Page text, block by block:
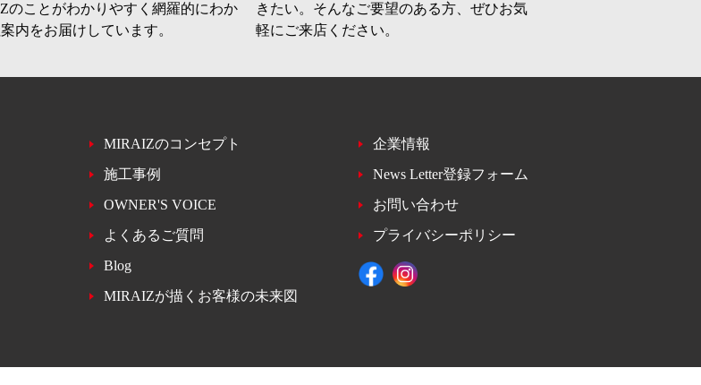
のことがわかりやすく網羅的にわか
内をお届けしています。
きたい。そんなご要望のある方、ぜひお気
軽にご来店ください。
MIRAIZのコンセプト
施工事例
OWNER'S VOICE
よくあるご質問
Blog
MIRAIZが描くお客様の未来図
企業情報
News Letter登録フォーム
お問い合わせ
プライバシーポリシー